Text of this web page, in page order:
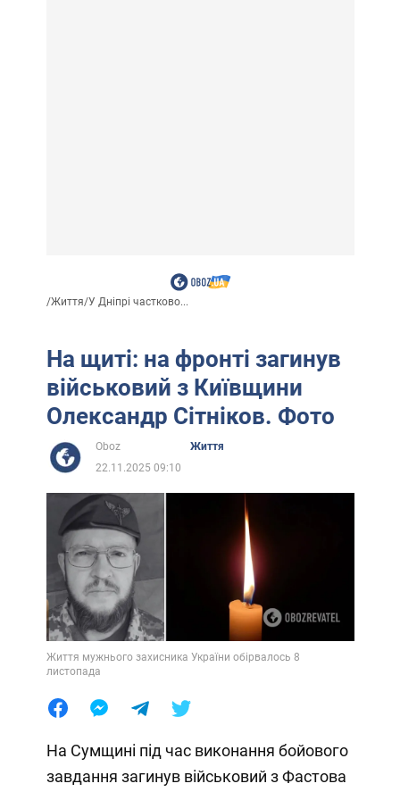
/Життя/У Дніпрі частково...
На щиті: на фронті загинув
військовий з Київщини
Олександр Сітніков. Фото
Oboz
Життя
22.11.2025 09:10
Життя мужнього захисника України обірвалось 8
листопада
На Сумщині під час виконання бойового
завдання загинув військовий з Фастова